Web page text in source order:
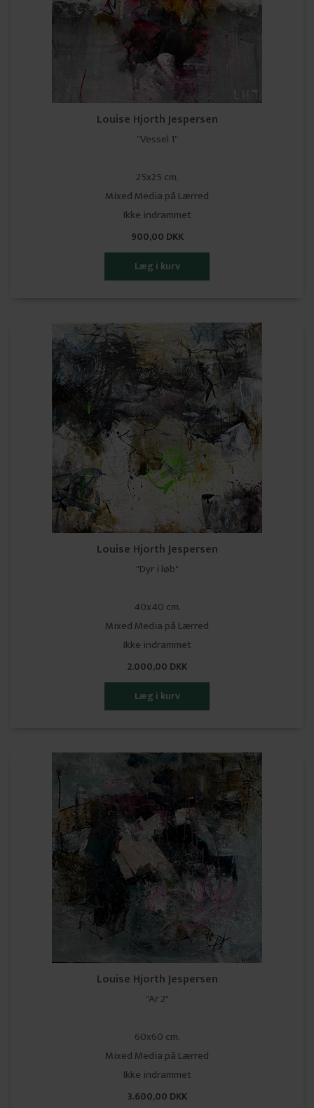
Louise Hjorth Jespersen
"Vessel 1"
25x25 cm.
Mixed Media på Lærred
Ikke indrammet
900,00 DKK
Louise Hjorth Jespersen
"Dyr i løb"
40x40 cm.
Mixed Media på Lærred
Ikke indrammet
2.000,00 DKK
Louise Hjorth Jespersen
"Ar 2"
60x60 cm.
Mixed Media på Lærred
Ikke indrammet
3.600,00 DKK